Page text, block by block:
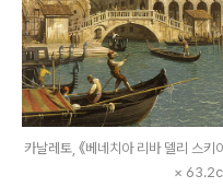
카날레토, 《베네치아 리바 델리 스
×